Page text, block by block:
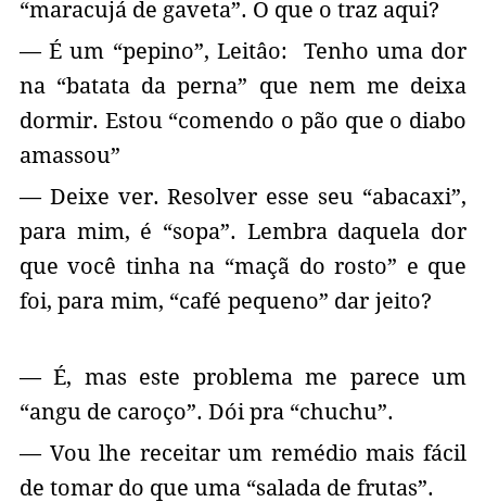
“maracujá de gaveta”. O que o traz aqui?
— É um “pepino”, Leitâo: Tenho uma dor
na “batata da perna” que nem me deixa
dormir. Estou “comendo o pão que o diabo
amassou”
— Deixe ver. Resolver esse seu “abacaxi”,
para mim, é “sopa”. Lembra daquela dor
que você tinha na “maçã do rosto” e que
foi, para mim, “café pequeno” dar jeito?
— É, mas este problema me parece um
“angu de caroço”. Dói pra “chuchu”.
— Vou lhe receitar um remédio mais fácil
de tomar do que uma “salada de frutas”.